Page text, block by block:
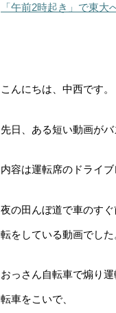
「午前2時起き」で東大
こんにちは、中西です。
先日、ある短い動画がバ
内容は運転席のドライ
夜の田んぼ道で車のす
転をしている動画でした
おっさん自転車で煽り
転車をこいで、